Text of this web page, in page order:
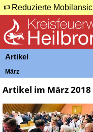
Reduzierte
Artikel
März
Artikel im März 2018